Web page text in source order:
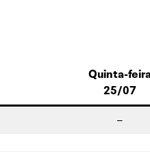
Quinta-
25/07
–